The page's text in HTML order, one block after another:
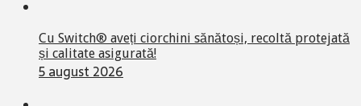
Cu Switch® aveți ciorchini sănătoși, recoltă protejată
și calitate asigurată!
5 august 2026